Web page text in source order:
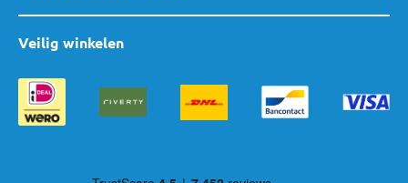
Veilig winkelen